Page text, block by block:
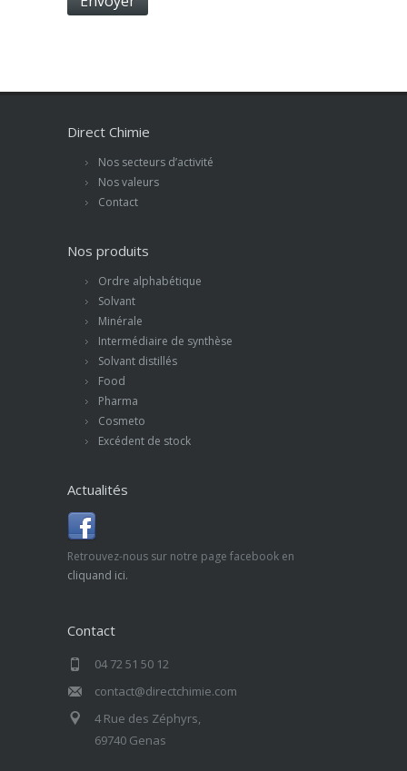
Direct Chimie
Nos secteurs d’activité
Nos valeurs
Contact
Nos produits
Ordre alphabétique
Solvant
Minérale
Intermédiaire de synthèse
Solvant distillés
Food
Pharma
Cosmeto
Excédent de stock
Actualités
Retrouvez-nous sur notre page facebook en
cliquand ici.
Contact
04 72 51 50 12
contact@directchimie.com
4 Rue des Zéphyrs,
69740 Genas